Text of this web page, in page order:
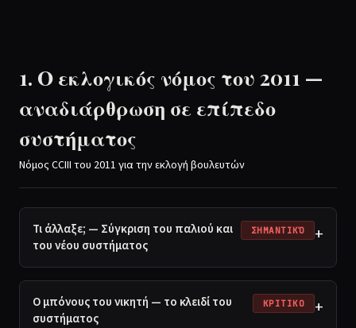
1. Ο εκλογικός νόμος του 2011 —
αναδιάρθρωση σε επίπεδο
συστήματος
Νόμος CCIII του 2011 για την εκλογή βουλευτών
Τι άλλαξε; — Σύγκριση του παλιού και
του νέου συστήματος
ΣΗΜΑΝΤΙΚΌ +
Ο μπόνους του νικητή — το κλειδί του
συστήματος
ΚΡΙΤΙΚΟ +